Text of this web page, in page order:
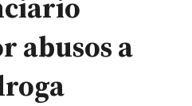
abusos a